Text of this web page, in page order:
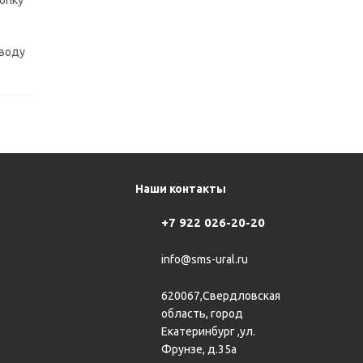
Наши контакты
+7 922 026-20-20
info@sms-ural.ru
620067,Свердловская
область, город
Екатеринбург ,ул.
Фрунзе, д.35а